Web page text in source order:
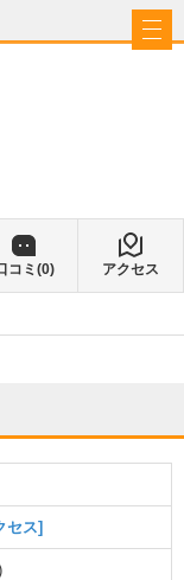
コミ(0) アクセス
セス]